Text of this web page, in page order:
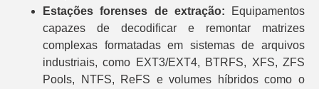
Estações forenses de extração: Equipamentos
capazes de decodificar e remontar matrizes
complexas formatadas em sistemas de arquivos
industriais, como EXT3/EXT4, BTRFS, XFS, ZFS
Pools, NTFS, ReFS e volumes híbridos como o